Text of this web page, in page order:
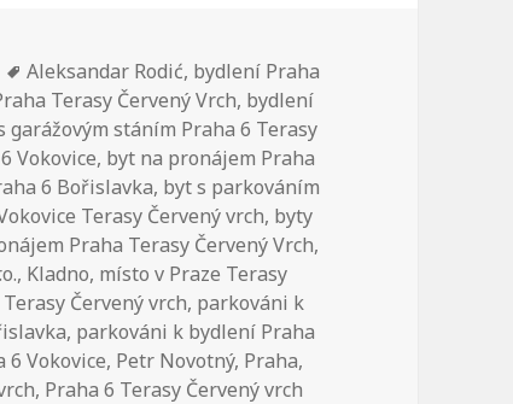
Štítky:
Aleksandar Rodić, bydlení Praha
Terasy Červený Vrch, bydlení
garážovým stáním Praha 6 Terasy
Vokovice, byt na pronájem Praha
6 Bořislavka, byt s parkováním
Terasy Červený vrch, byty
Praha Terasy Červený Vrch,
, Kladno, místo v Praze Terasy
Červený vrch, parkováni k
, parkováni k bydlení Praha
Vokovice, Petr Novotný, Praha,
, Praha 6 Terasy Červený vrch